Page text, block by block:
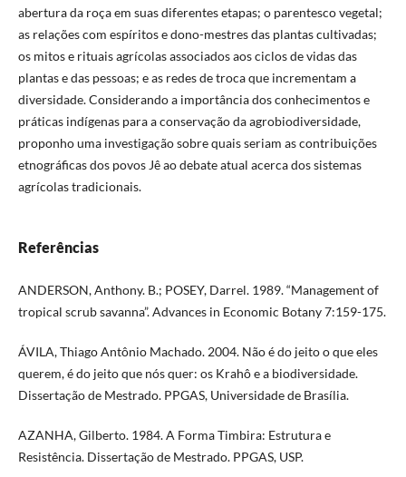
abertura da roça em suas diferentes etapas; o parentesco vegetal;
as relações com espíritos e dono-mestres das plantas cultivadas;
os mitos e rituais agrícolas associados aos ciclos de vidas das
plantas e das pessoas; e as redes de troca que incrementam a
diversidade. Considerando a importância dos conhecimentos e
práticas indígenas para a conservação da agrobiodiversidade,
proponho uma investigação sobre quais seriam as contribuições
etnográficas dos povos Jê ao debate atual acerca dos sistemas
agrícolas tradicionais.
Referências
ANDERSON, Anthony. B.; POSEY, Darrel. 1989. “Management of
tropical scrub savanna”. Advances in Economic Botany 7:159-175.
ÁVILA, Thiago Antônio Machado. 2004. Não é do jeito o que eles
querem, é do jeito que nós quer: os Krahô e a biodiversidade.
Dissertação de Mestrado. PPGAS, Universidade de Brasília.
AZANHA, Gilberto. 1984. A Forma Timbira: Estrutura e
Resistência. Dissertação de Mestrado. PPGAS, USP.